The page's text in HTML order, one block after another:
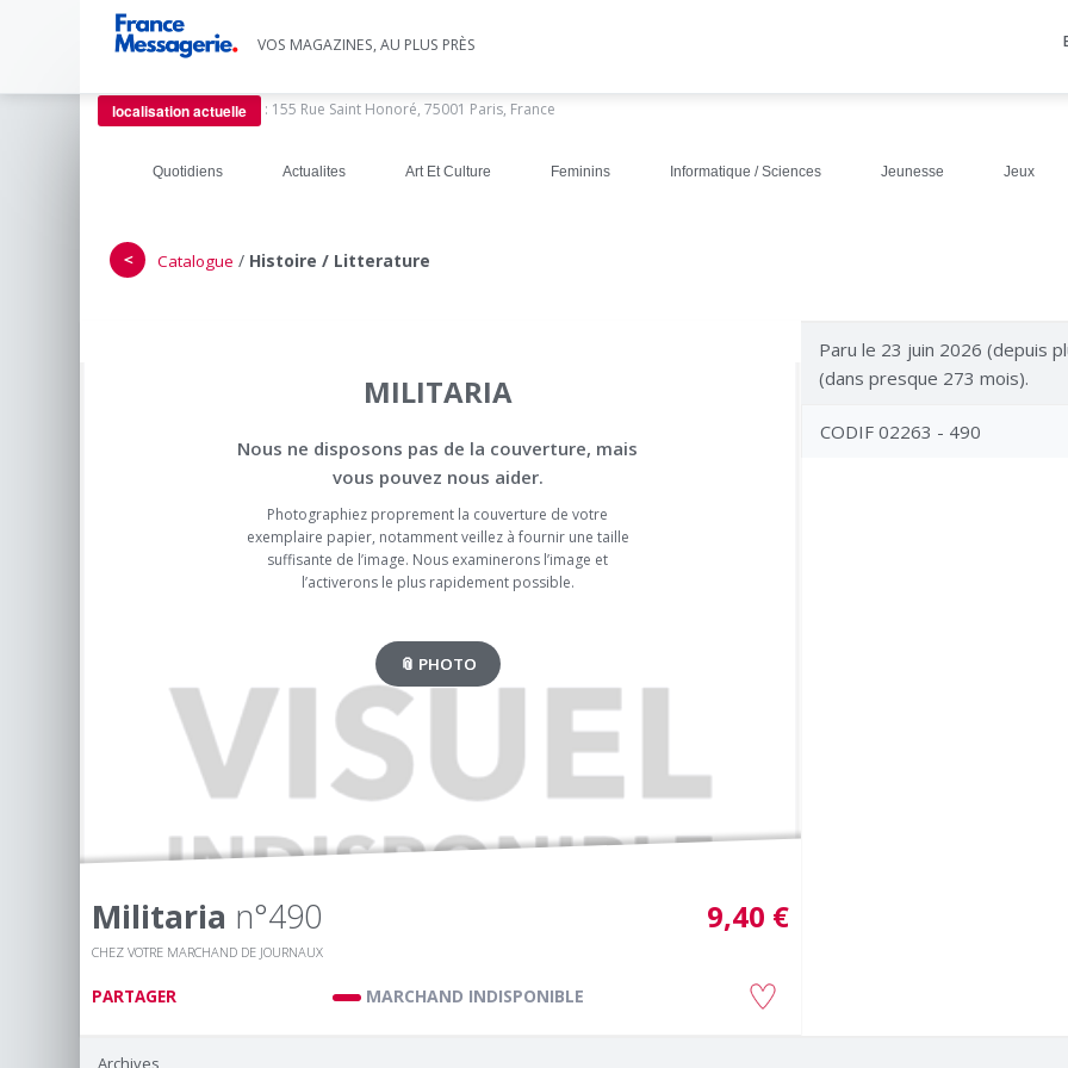
VOS MAGAZINES, AU PLUS PRÈS
localisation actuelle : 155 Rue Saint Honoré, 75001 Paris, France
Quotidiens Actualites Art Et Culture Feminins Informatique / Sciences Jeunesse Jeux
＜ Catalogue / Histoire / Litterature
MILITARIA
Nous ne disposons pas de la couverture, mais
vous pouvez nous aider.
Photographiez proprement la couverture de votre
exemplaire papier, notamment veillez à fournir une taille
suffisante de l’image. Nous examinerons l’image et
l’activerons le plus rapidement possible.
📎 PHOTO
Militaria n°490
CHEZ VOTRE MARCHAND DE JOURNAUX
9,40 €
PARTAGER MARCHAND INDISPONIBLE
Paru le 23 juin 2026 (depuis
(dans presque 273 mois).
CODIF 02263 - 490
Archives